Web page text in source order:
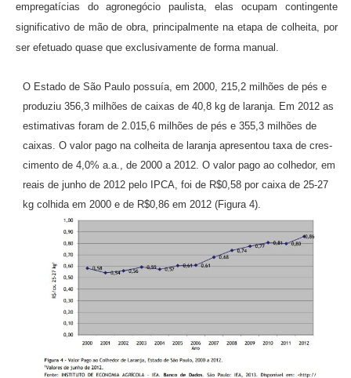
empregatícias do agronegócio paulis­ta, elas ocupam contingente
significativo de mão de obra, principalmente na etapa de colheita, por
ser efetuado quase que exclusivamente de forma manual.
O Estado de São Paulo possuía, em 2000, 215,2 milhões de pés e
produziu 356,3 mi­lhões de caixas de 40,8 kg de laranja. Em 2012 as
estimativas foram de 2.015,6 milhões de pés e 355,3 milhões de
caixas. O valor pago na colheita de laranja apresentou taxa de cres­
cimento de 4,0% a.a., de 2000 a 2012. O valor pago ao colhedor, em
reais de junho de 2012 pelo IPCA, foi de R$0,58 por caixa de 25-27
kg colhida em 2000 e de R$0,86 em 2012 (Figura 4).